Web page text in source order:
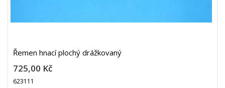
Řemen hnací plochý drážkovaný
725,00 Kč
623111